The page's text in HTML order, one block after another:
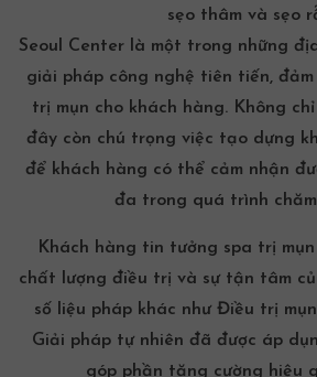
sẹo thâm và sẹo
Seoul Center là một trong những
giải pháp công nghệ tiên tiến,
trị mụn cho khách hàng. Không
đây còn chú trọng việc tạo dựng
để khách hàng có thể cảm nhận
đa trong quá trình
Khách hàng tin tưởng spa trị mụn
chất lượng điều trị và sự tận tâm
số liệu pháp khác như Điều trị
Giải pháp tự nhiên đã được áp
góp phần tăng cường hiệu